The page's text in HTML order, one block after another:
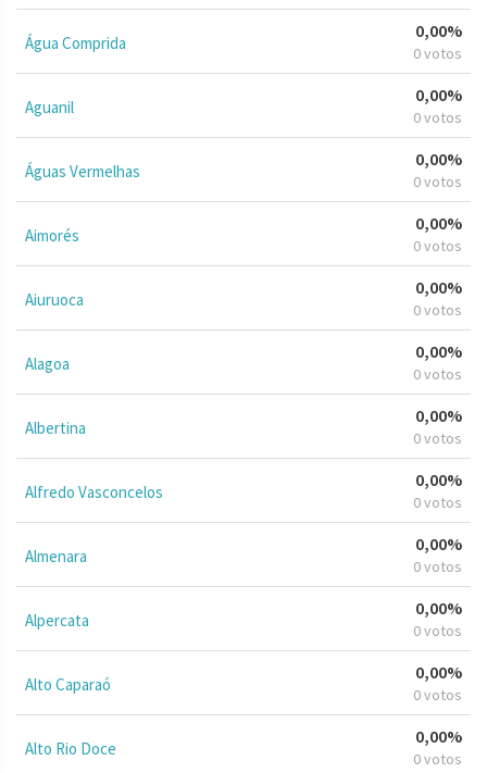
Água Comprida
0,00%
0 votos
Aguanil
0,00%
0 votos
Águas Vermelhas
0,00%
0 votos
Aimorés
0,00%
0 votos
Aiuruoca
0,00%
0 votos
Alagoa
0,00%
0 votos
Albertina
0,00%
0 votos
Alfredo Vasconcelos
0,00%
0 votos
Almenara
0,00%
0 votos
Alpercata
0,00%
0 votos
Alto Caparaó
0,00%
0 votos
Alto Rio Doce
0,00%
0 votos